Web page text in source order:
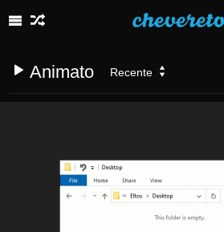
Animato Recente